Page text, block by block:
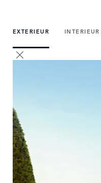
EXTERIEUR INTERIEUR